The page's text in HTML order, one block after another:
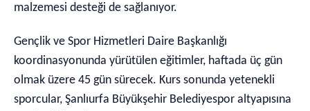
malzemesi desteği de sağlanıyor.
Gençlik ve Spor Hizmetleri Daire Başkanlığı
koordinasyonunda yürütülen eğitimler, haftada üç gün
olmak üzere 45 gün sürecek. Kurs sonunda yetenekli
sporcular, Şanlıurfa Büyükşehir Belediyespor altyapısına